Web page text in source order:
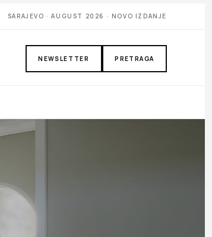
SARAJEVO · AUGUST 2026 · NOVO IZDANJE
NEWSLETTER PRETRAGA